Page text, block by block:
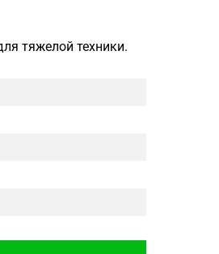
тяжелой техники.